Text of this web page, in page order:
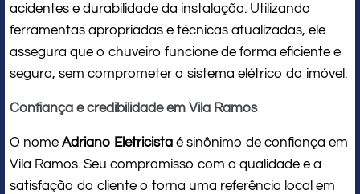
acidentes e durabilidade da instalação. Utilizando
ferramentas apropriadas e técnicas atualizadas, ele
assegura que o chuveiro funcione de forma eficiente e
segura, sem comprometer o sistema elétrico do imóvel.
Confiança e credibilidade em Vila Ramos
O nome Adriano Eletricista é sinônimo de confiança em
Vila Ramos. Seu compromisso com a qualidade e a
satisfação do cliente o torna uma referência local em